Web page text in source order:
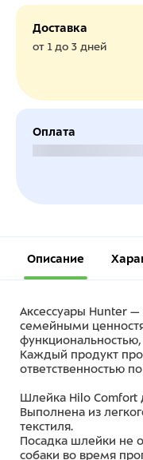
Доставка
от 1 до 3 дней
Оплата
Описание
Аксессуары Hunter
семейными
Каждый продукт
ответственностью
Шлейка Hilo Comfort
Выполнена из
текстиля.
Посадка шлейки не
собаки во время